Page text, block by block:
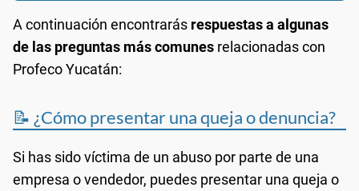
A continuación encontrarás respuestas a algunas
de las preguntas más comunes relacionadas con
Profeco Yucatán:
📝 ¿Cómo presentar una queja o denuncia?
Si has sido víctima de un abuso por parte de una
empresa o vendedor, puedes presentar una queja o